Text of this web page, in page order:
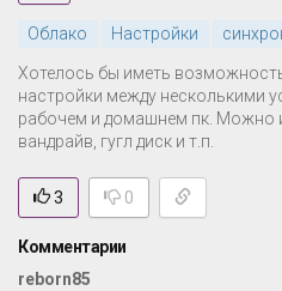
Облако Настройки
Хотелось бы иметь
настройки между несколькими
рабочем и домашнем пк. Можно
вандрайв, гугл диск и т.п.
3 0
Комментарии
reborn85